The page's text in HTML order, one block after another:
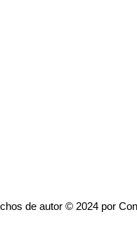
de autor © 2024 por